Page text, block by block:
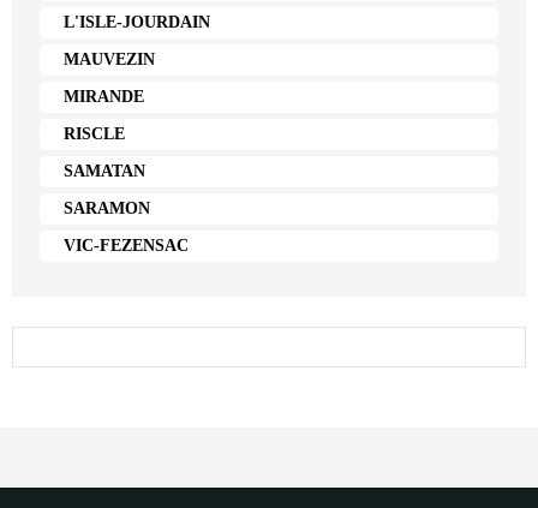
L'ISLE-JOURDAIN
MAUVEZIN
MIRANDE
RISCLE
SAMATAN
SARAMON
VIC-FEZENSAC